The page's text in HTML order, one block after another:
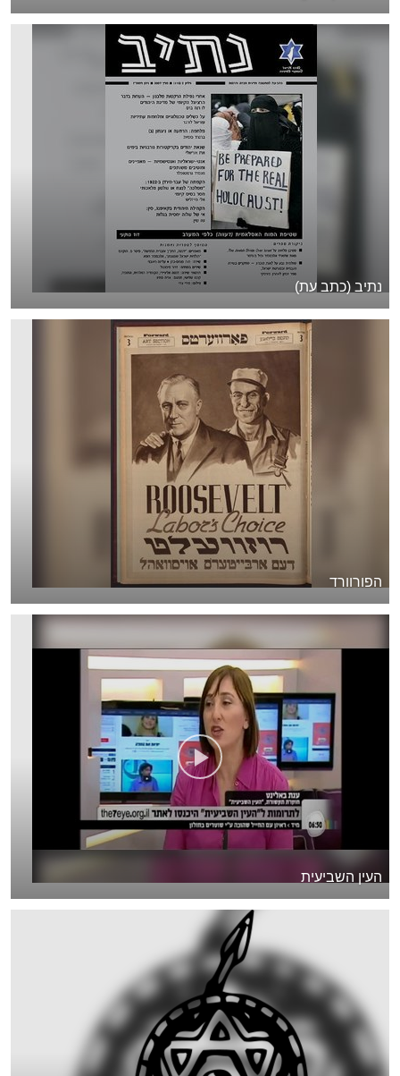
נתיב (כתב עת)
הפורוורד
העין השביעית